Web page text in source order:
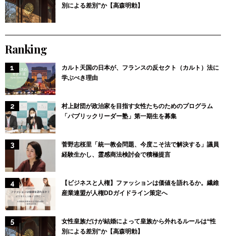
別による差別”か【高森明勅】
Ranking
カルト天国の日本が、フランスの反セクト（カルト）法に
学ぶべき理由
村上財団が政治家を目指す女性たちのためのプログラム
「パブリックリーダー塾」第一期生を募集
菅野志桜里「統一教会問題、今度こそ法で解決する」議員
経験生かし、霊感商法検討会で積極提言
【ビジネスと人権】ファッションは価値を語れるか。繊維
産業連盟が人権DDガイドライン策定へ
女性皇族だけが結婚によって皇族から外れるルールは“性
別による差別”か【高森明勅】